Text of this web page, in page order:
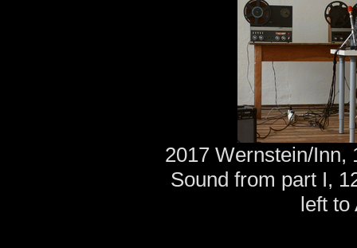
2017 Wernstein/Inn,
Sound from part I,
left to